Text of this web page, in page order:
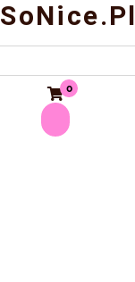
SoNice.pl
0